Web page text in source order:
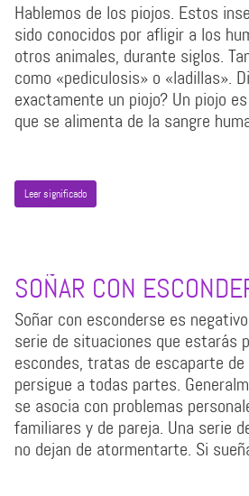
Hablemos de los piojos. Estos
sido conocidos por afligir a los
otros animales, durante siglos.
como «pediculosis» o «ladillas».
exactamente un piojo? Un piojo
que se alimenta de la sangre
Leer significado
SOÑAR CON
Soñar con esconderse es
serie de situaciones que estarás
escondes, tratas de escaparte
persigue a todas partes.
se asocia con problemas
familiares y de pareja. Una serie
no dejan de atormentarte. Si